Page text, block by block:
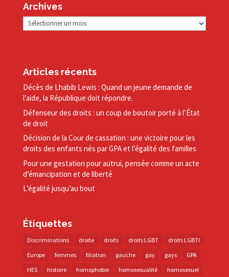
Archives
Archives
Articles récents
Décès de Lhabib Lewis : Quand un jeune demande de
l’aide, la République doit répondre.
Défenseur des droits : un coup de boutoir porté à l’État
de droit
Décision de la Cour de cassation : une victoire pour les
droits des enfants nés par GPA et l’égalité des familles
Pour une gestation pour autrui, pensée comme un acte
d’émancipation et de liberté
L’égalité jusqu’au bout
Étiquettes
Discriminations droite droits droits LGBT
droits LGBTI
Europe
femmes filiation gauche gay gays
GPA
HES
histoire homophobie homosexualité homosexuel